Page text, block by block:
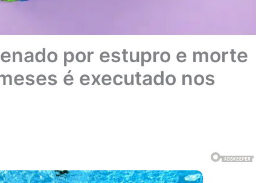
por estupro e morte
é executado nos